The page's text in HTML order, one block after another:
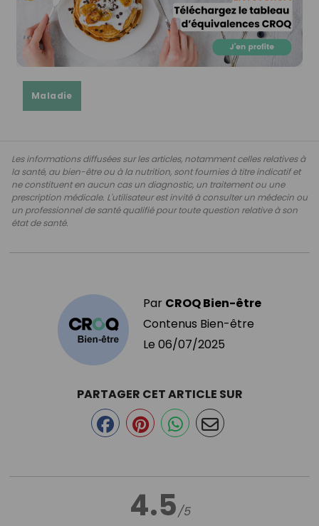
Maladie
Les informations diffusées sur les articles, notamment celles relatives à
la santé, au bien-être ou à la nutrition, sont fournies à titre indicatif et
ne constituent en aucun cas un diagnostic, un traitement ou une
prescription médicale. L'utilisateur est invité à consulter un médecin ou
un professionnel de santé qualifié pour toute question relative à son
état de santé.
Par CROQ Bien-être
Contenus Bien-être
Le 06/07/2025
4.5/5
PARTAGER CET ARTICLE SUR